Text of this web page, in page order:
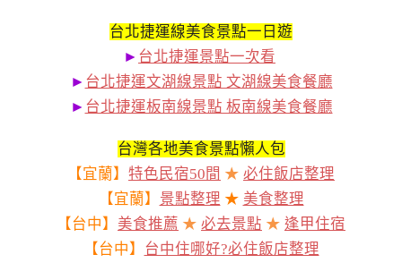
台北捷運線美食景點一日遊
► 台北捷運景點一次看
► 台北捷運文湖線景點 文湖線美食餐廳
► 台北捷運板南線景點 板南線美食餐廳
台灣各地美食景點懶人包
【宜蘭】 特色民宿50間 ★ 必住飯店整理
【宜蘭】 景點整理 ★ 美食整理
【台中】 美食推薦 ★ 必去景點 ★ 逢甲住宿
【台中】 台中住哪好?必住飯店整理